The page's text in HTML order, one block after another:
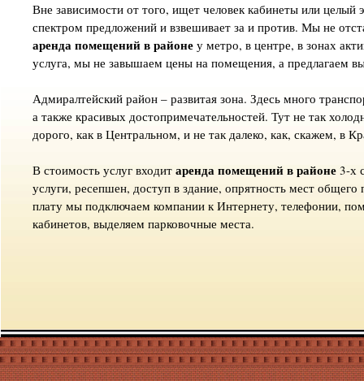
Вне зависимости от того, ищет человек кабинеты или целый
спектром предложений и взвешивает за и против. Мы не
аренда помещений в районе у метро, в центре, в зонах
услуга, мы не завышаем цены на помещения, а предлагаем
Адмиралтейский район – развитая зона. Здесь много
а также красивых достопримечательностей. Тут не так
дорого, как в Центральном, и не так далеко, как, скажем, в
В стоимость услуг входит аренда помещений в районе 3-х
услуги, ресепшен, доступ в здание, опрятность мест
плату мы подключаем компании к Интернету, телефонии,
кабинетов, выделяем парковочные места.